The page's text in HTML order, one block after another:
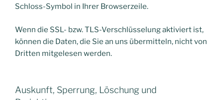
Schloss-Symbol in Ihrer Browserzeile.
Wenn die SSL- bzw. TLS-Verschlüsselung aktiviert ist,
können die Daten, die Sie an uns übermitteln, nicht von
Dritten mitgelesen werden.
Auskunft, Sperrung, Löschung und